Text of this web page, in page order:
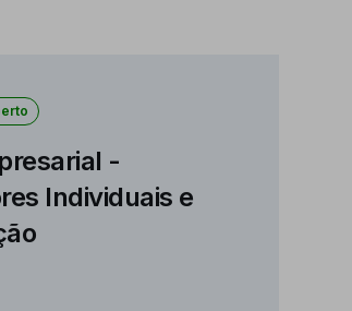
-
Individuais e